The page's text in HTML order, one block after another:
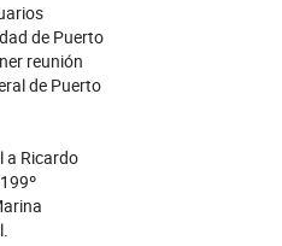
de Puerto
reunión
de Puerto
a Ricardo